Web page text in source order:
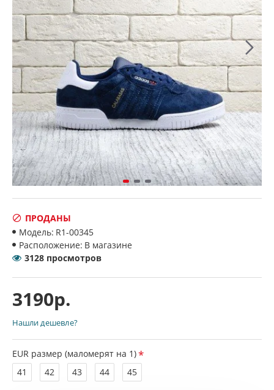
3190р.
ПРОДАНЫ
Модель: R1-00345
Расположение: В магазине
3128 просмотров
EUR размер (маломерят на 1)
41
42 43 44 45
Нашли дешевле?